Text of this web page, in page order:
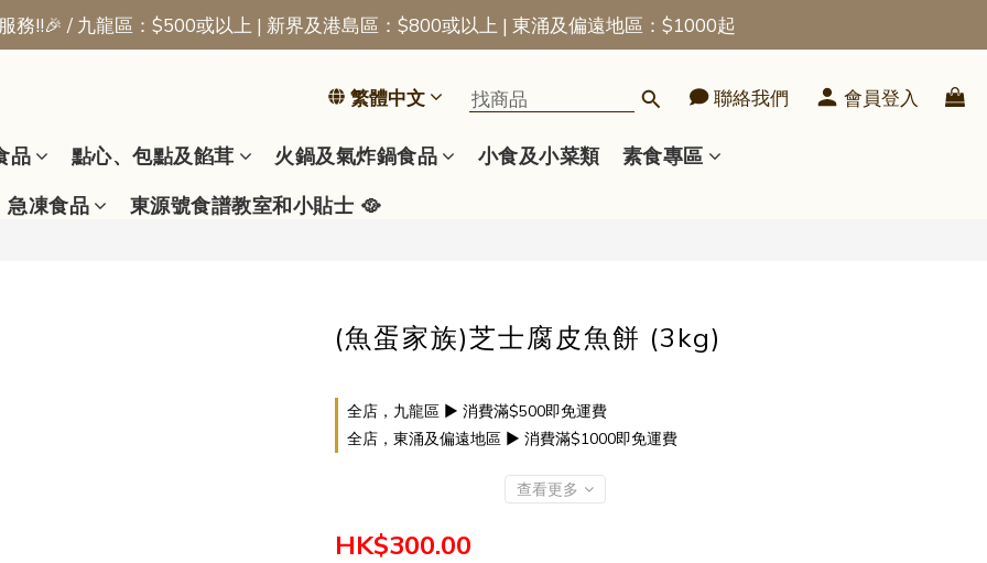
📢新會員優惠 | 首張訂單即享$50迎新獎賞
務!!🎉 / 九龍區：$500或以上 | 新界及港島區：$800或以上 | 東涌及偏遠地區：$1000起
繁體中文
聯絡我們 會員登入
品 點心、包點及餡茸 火鍋及氣炸鍋食品 小食及小菜類
素食專區
急凍食品
東源號食譜教室和小貼士 🥘
(魚蛋家族)芝士腐皮魚餅 (3kg)
全店，九龍區 ▶ 消費滿$500即免運費
全店，東涌及偏遠地區 ▶ 消費滿$1000即免運費
查看更多
HK$300.00
立即購買